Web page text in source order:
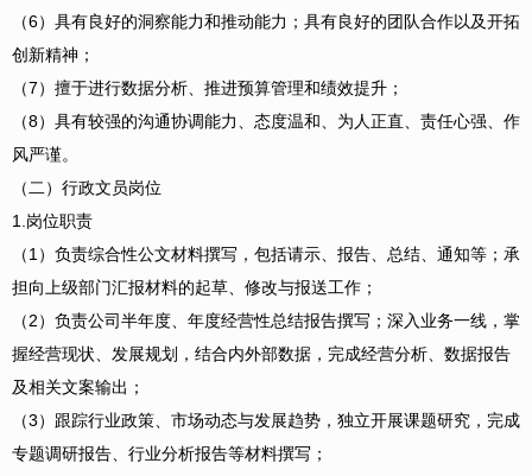
（6）具有良好的洞察能力和推动能力；具有良好的团队合作以及开拓
创新精神；
（7）擅于进行数据分析、推进预算管理和绩效提升；
（8）具有较强的沟通协调能力、态度温和、为人正直、责任心强、作
风严谨。
（二）行政文员岗位
1.岗位职责
（1）负责综合性公文材料撰写，包括请示、报告、总结、通知等；承
担向上级部门汇报材料的起草、修改与报送工作；
（2）负责公司半年度、年度经营性总结报告撰写；深入业务一线，掌
握经营现状、发展规划，结合内外部数据，完成经营分析、数据报告
及相关文案输出；
（3）跟踪行业政策、市场动态与发展趋势，独立开展课题研究，完成
专题调研报告、行业分析报告等材料撰写；